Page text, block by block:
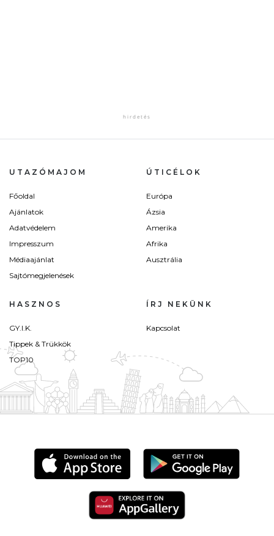
UTAZÓMAJOM
Főoldal
Ajánlatok
Adatvédelem
Impresszum
Médiaajánlat
Sajtómegjelenések
ÚTICÉLOK
Európa
Ázsia
Amerika
Afrika
Ausztrália
HASZNOS
GY.I.K.
Tippek & Trükkök
TOP10
ÍRJ NEKÜNK
Kapcsolat